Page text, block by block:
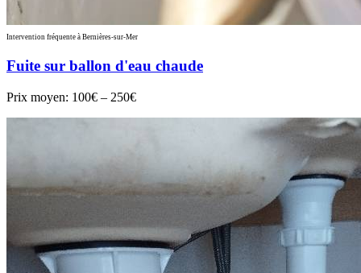
Intervention fréquente à Bernières-sur-Mer
Fuite sur ballon d'eau chaude
Prix moyen: 100€ – 250€